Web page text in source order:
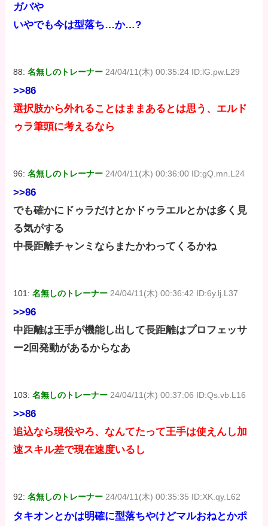
ガバや
いやでも今は型落ち…か…?
88:名無しのトレーナー 24/04/11(木) 00:35:24 ID:lG.pw.L29
>>86
選択肢から外れることはままあるとは思う、エルド
ゥラ筆頭に考えるなら
96:名無しのトレーナー 24/04/11(木) 00:36:00 ID:gQ.mn.L24
>>86
でも確かにドゥラだけとかドゥラエルとかは多く見
る気がする
中長距離チャンミならまたかわってくるかね
101:名無しのトレーナー 24/04/11(木) 00:36:42 ID:6y.lj.L37
>>96
中距離は王手が機能し出して長距離はプロフェッサ
ー2回発動があるからなあ
103:名無しのトレーナー 24/04/11(木) 00:37:06 ID:Qs.vb.L16
>>86
追込なら現役やろ、なんてたって王手は使えんし加
速スキル差で現在速度いるし
92:名無しのトレーナー 24/04/11(木) 00:35:35 ID:XK.qy.L62
タキオンとかは明確に型落ちやけどマルおねとかポ